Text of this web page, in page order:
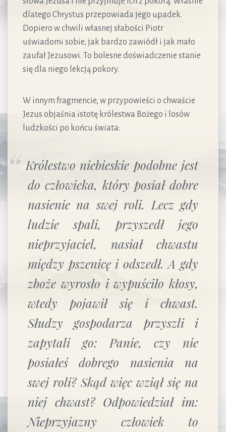
dlatego Chrystus przepowiada jego upadek.
Dopiero w chwili własnej słabości Piotr
uświadomi sobie, jak bardzo zawiódł i jak mało
zaufał Jezusowi. To bolesne doświadczenie stanie
się dla niego lekcją pokory.
W innym fragmencie, w przypowieści o chwaście
Jezus objaśnia istotę królestwa Bożego i losów
ludzkości po końcu świata:
Królestwo niebieskie podobne jest
do człowieka, który posiał dobre
nasienie na swej roli. Lecz gdy
ludzie spali, przyszedł jego
nieprzyjaciel, nasiał chwastu
między pszenicę i odszedł. A gdy
zboże wyrosło i wypuściło kłosy,
wtedy pojawił się i chwast.
Słudzy gospodarza przyszli i
zapytali go: Panie, czy nie
posiałeś dobrego nasienia na
swej roli? Skąd więc wziął się na
niej chwast? Odpowiedział im:
Nieprzyjazny człowiek to